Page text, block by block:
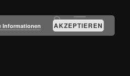
Informationen AKZEPTIEREN